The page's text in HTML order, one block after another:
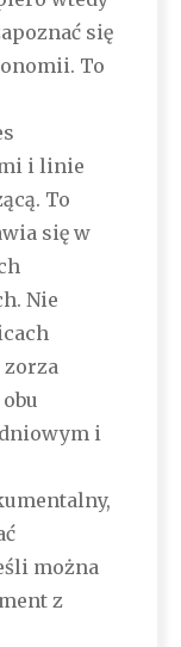
się
To
i linie
To
się w
Nie
zorza
i
można
z